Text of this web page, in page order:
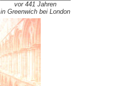
vor 441 Jahren
in Greenwich bei London